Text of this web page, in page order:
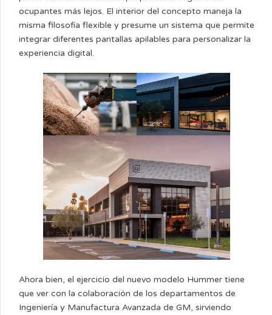
ocupantes más lejos. El interior del concepto maneja la
misma filosofía flexible y presume un sistema que permite
integrar diferentes pantallas apilables para personalizar la
experiencia digital.
Ahora bien, el ejercicio del nuevo modelo Hummer tiene
que ver con la colaboración de los departamentos de
Ingeniería y Manufactura Avanzada de GM, sirviendo